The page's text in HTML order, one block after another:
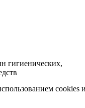
сookies